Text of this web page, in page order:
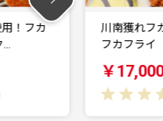
カ
川南獲れフカ（
フカフライ 10
￥17,000